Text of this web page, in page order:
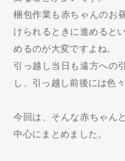
梱包作業も赤ちゃんのお
けられるときに進めると
めるのが大変ですよね。
引っ越し当日も遠方への
し、引っ越し前後には色
今回は、そんな赤ちゃん
中心にまとめました。